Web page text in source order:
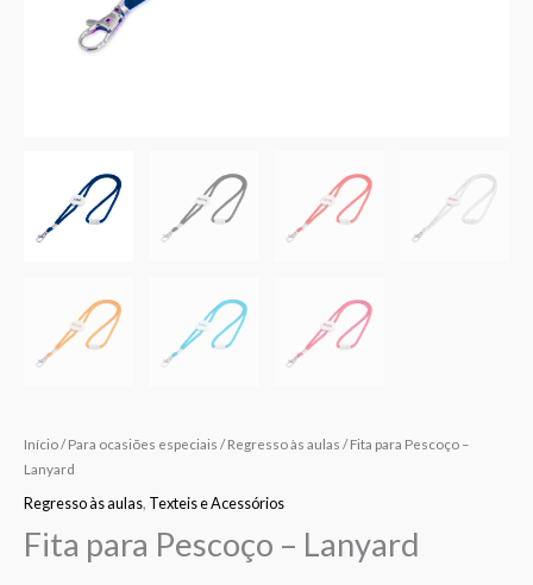
Início/Para ocasiões especiais /Regresso às aulas / Fita para Pescoço –
Lanyard
Regresso às aulas, Texteis e Acessórios
Fita para Pescoço – Lanyard